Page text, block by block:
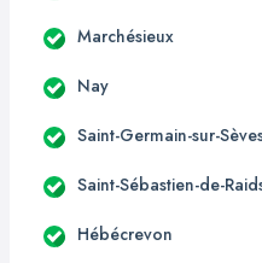
Marchésieux
Nay
Saint-Germain-sur-
Saint-Sébastien-de-
Hébécrevon